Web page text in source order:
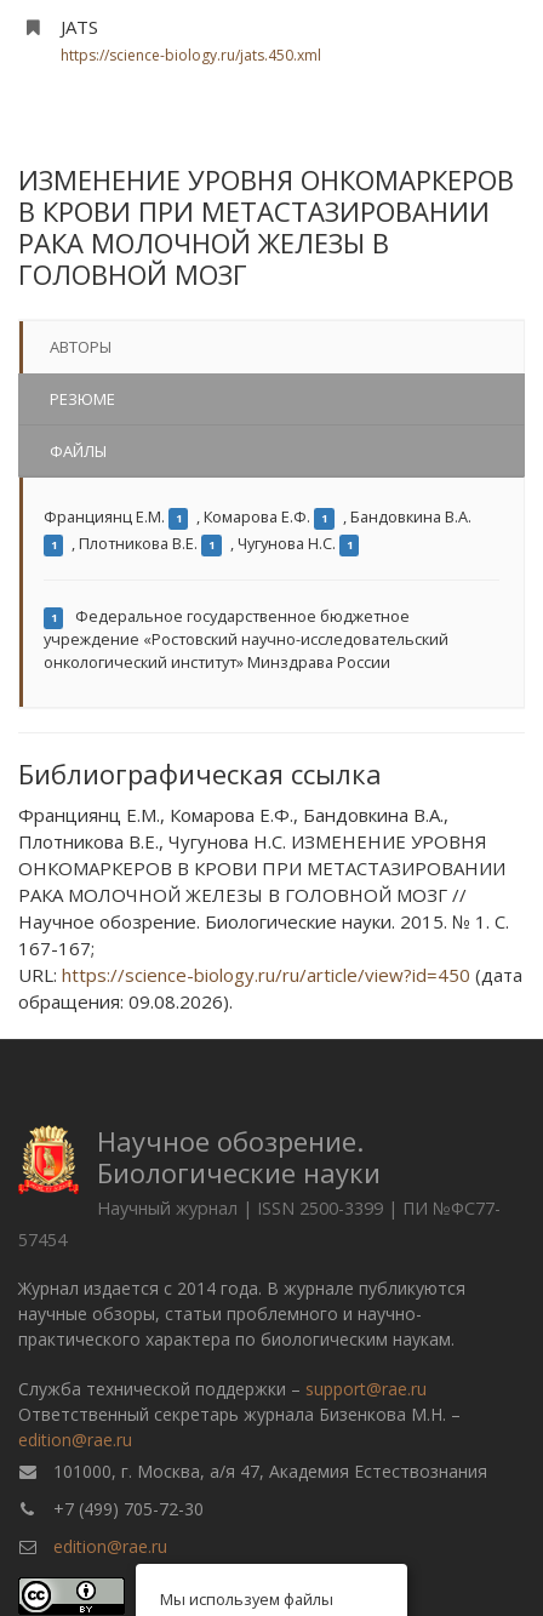
JATS
https://science-biology.ru/jats.450.xml
ИЗМЕНЕНИЕ УРОВНЯ ОНКОМАРКЕРОВ
В КРОВИ ПРИ МЕТАСТАЗИРОВАНИИ
РАКА МОЛОЧНОЙ ЖЕЛЕЗЫ В
ГОЛОВНОЙ МОЗГ
АВТОРЫ
РЕЗЮМЕ
ФАЙЛЫ
Франциянц Е.М. 1 ,Комарова Е.Ф. 1 ,Бандовкина В.А.
1 ,Плотникова В.Е. 1 ,Чугунова Н.С. 1
1
Федеральное государственное бюджетное
учреждение «Ростовский научно-исследовательский
онкологический институт» Минздрава России
Библиографическая ссылка
Франциянц Е.М., Комарова Е.Ф., Бандовкина В.А.,
Плотникова В.Е., Чугунова Н.С. ИЗМЕНЕНИЕ УРОВНЯ
ОНКОМАРКЕРОВ В КРОВИ ПРИ МЕТАСТАЗИРОВАНИИ
РАКА МОЛОЧНОЙ ЖЕЛЕЗЫ В ГОЛОВНОЙ МОЗГ //
Научное обозрение. Биологические науки. 2015. № 1. С.
167-167;
URL: https://science-biology.ru/ru/article/view?id=450 (дата
обращения: 09.08.2026).
Научное обозрение.
Биологические науки
Научный журнал | ISSN 2500-3399 | ПИ №ФС77-
57454
Журнал издается с 2014 года. В журнале публикуются
научные обзоры, статьи проблемного и научно-
практического характера по биологическим наукам.
Служба технической поддержки – support@rae.ru
Ответственный секретарь журнала Бизенкова М.Н. –
edition@rae.ru
101000, г. Москва, а/я 47, Академия Естествознания
+7 (499) 705-72-30
edition@rae.ru
Мы используем файлы